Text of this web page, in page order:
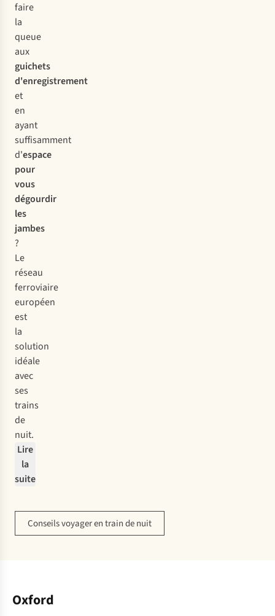
faire
la
queue
aux
guichets
d'enregistrement
et
en
ayant
suffisamment
d'espace
pour
vous
dégourdir
les
jambes
?
Le
réseau
ferroviaire
européen
est
la
solution
idéale
avec
ses
trains
de
nuit.
Lire
la
suite
Conseils voyager en train de nuit
Oxford